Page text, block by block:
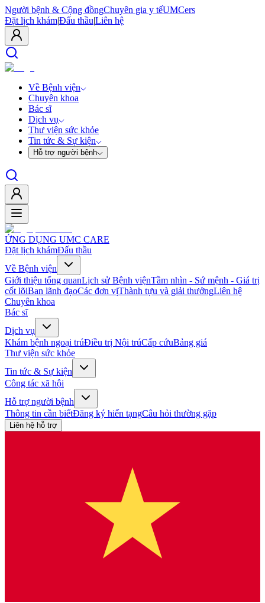
Người bệnh & Cộng đồngChuyên gia y tếUMCers
Đặt lịch khám|Đấu thầu|Liên hệ
Về Bệnh viện
Chuyên khoa
Bác sĩ
Dịch vụ
Thư viện sức khỏe
Tin tức & Sự kiện
Hỗ trợ người bệnh
ỨNG DỤNG UMC CARE
Đặt lịch khámĐấu thầu
Về Bệnh viện
Giới thiệu tổng quanLịch sử Bệnh việnTầm nhìn - Sứ mệnh - Giá trị
cốt lõiBan lãnh đạoCác đơn vịThành tựu và giải thưởngLiên hệ
Chuyên khoa
Bác sĩ
Dịch vụ
Khám bệnh ngoại trúĐiều trị Nội trúCấp cứuBảng giá
Thư viện sức khỏe
Tin tức & Sự kiện
Công tác xã hội
Hỗ trợ người bệnh
Thông tin cần biếtĐăng ký hiến tạngCâu hỏi thường gặp
Liên hệ hỗ trợ